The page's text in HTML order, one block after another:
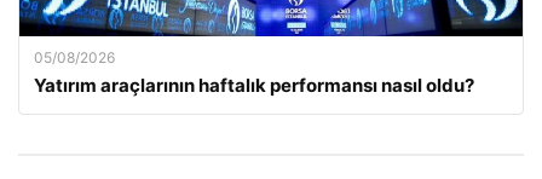
05/08/2026
Yatırım araçlarının haftalık performansı nasıl oldu?